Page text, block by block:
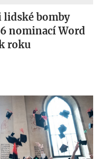
bomby
nominací Word
roku